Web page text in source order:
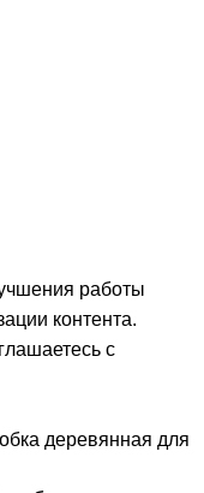
работы
контента.
с